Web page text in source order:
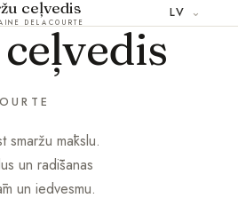
ceļvedis
DELACOURTE
LV
smaržu mākslu.
un radīšanas
un iedvesmu.